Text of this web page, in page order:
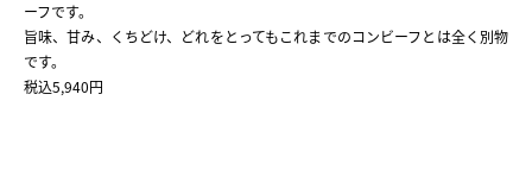
ーフです。
旨味、甘み、くちどけ、どれをとってもこれまでのコンビーフとは全く別物
です。
税込5,940円